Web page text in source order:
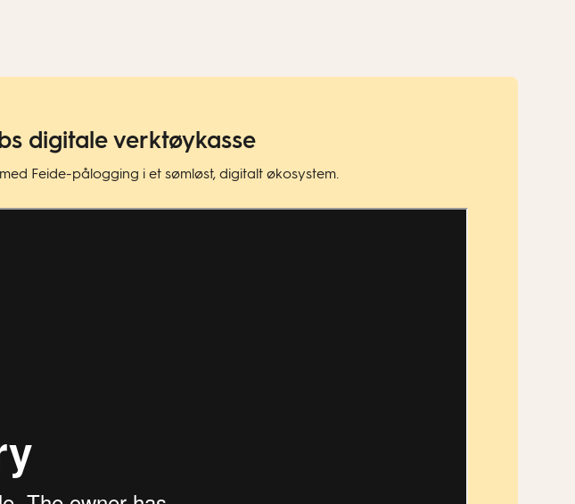
digitale verktøykasse
Feide-pålogging i et sømløst, digitalt økosystem.